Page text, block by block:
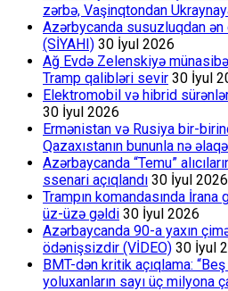
zərbə, Vaşinqtondan
Azərbycanda susuzluqdan
(SİYAHI) 30 İyul 2026
Ağ Evdə Zelenskiyə
Tramp qalibləri sevir 30 İyul
Elektromobil və hibrid
30 İyul 2026
Ermənistan və Rusiya bir-
Qazaxıstanın bununla nə
Azərbaycanda “Temu”
ssenari açıqlandı 30 İyul 2026
Trampın komandasında
üz-üzə gəldi 30 İyul 2026
Azərbaycanda 90-a yaxın
ödənişsizdir (VİDEO) 30 İyul
BMT-dən kritik açıqlama:
yoluxanların sayı üç milyona